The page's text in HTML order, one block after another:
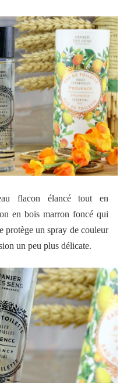
flacon élancé tout en
en bois marron foncé qui
protège un spray de couleur
un peu plus délicate.